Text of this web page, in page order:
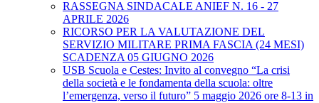
RASSEGNA SINDACALE ANIEF N. 16 - 27
APRILE 2026
RICORSO PER LA VALUTAZIONE DEL
SERVIZIO MILITARE PRIMA FASCIA (24 MESI)
SCADENZA 05 GIUGNO 2026
USB Scuola e Cestes: Invito al convegno “La crisi
della società e le fondamenta della scuola: oltre
l’emergenza, verso il futuro” 5 maggio 2026 ore 8-13 in